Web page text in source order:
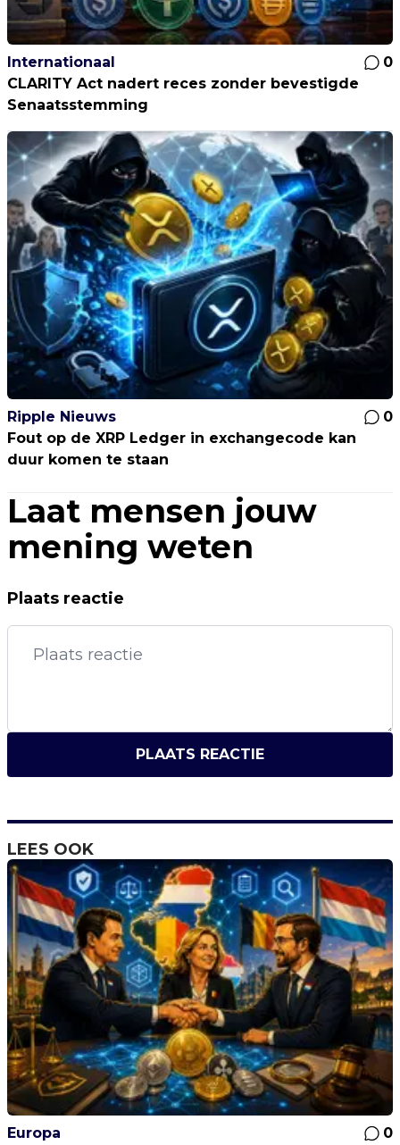
Internationaal
0
CLARITY Act nadert reces zonder bevestigde
Senaatsstemming
Ripple Nieuws
0
Fout op de XRP Ledger in exchangecode kan
duur komen te staan
Laat mensen jouw
mening weten
Plaats reactie
PLAATS REACTIE
LEES OOK
Europa 0